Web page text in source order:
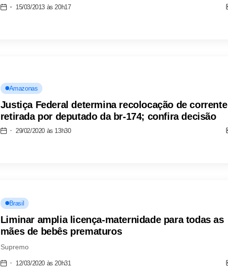
15/03/2013 às 20h17
Amazonas
Justiça Federal determina recolocação de corrente
retirada por deputado da br-174; confira decisão
29/02/2020 às 13h30
Brasil
Liminar amplia licença-maternidade para todas as
mães de bebês prematuros
Supremo
12/03/2020 às 20h31